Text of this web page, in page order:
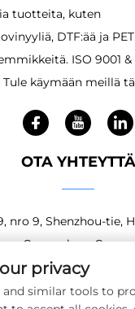
tuotteita, kuten
DTF:ää ja PET
ISO 9001 &
käymään meillä
OTA YHTEYTTÄ
nro 9, Shenzhou-tie,
Guangzhou,
+86 18150601728
privacy
and similar tools to